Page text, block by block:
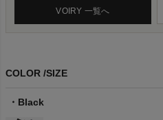
VOIRY 一覧へ
COLOR SIZE
Black